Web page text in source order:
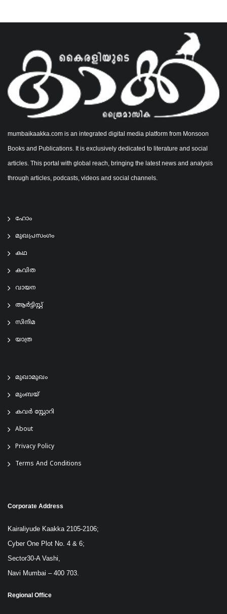
mumbaikaakka.com is an integrated digital media platform from Monsoon
Books and Publications. It is exclusively dedicated to literature and social
articles. This portal with global reach, bringing the latest news and analysis
through articles, podcasts, videos and social channels.
ഹോം
മുഖപ്രസംഗം
കഥ
കവിത
വായന
ആര്‍ട്ടിസ്റ്റ്
സിനിമ
യാത്ര
മുഖാമുഖം
മുംബയ്
കവർ സ്റ്റോറി
About
Privacy Policy
Terms And Conditions
Corporate Address
Kairaliyude Kaakka 2105-2106;
Cyber One Plot No. 4 & 6;
Sector30-A Vashi,
Navi Mumbai – 400 703.
Regional Office